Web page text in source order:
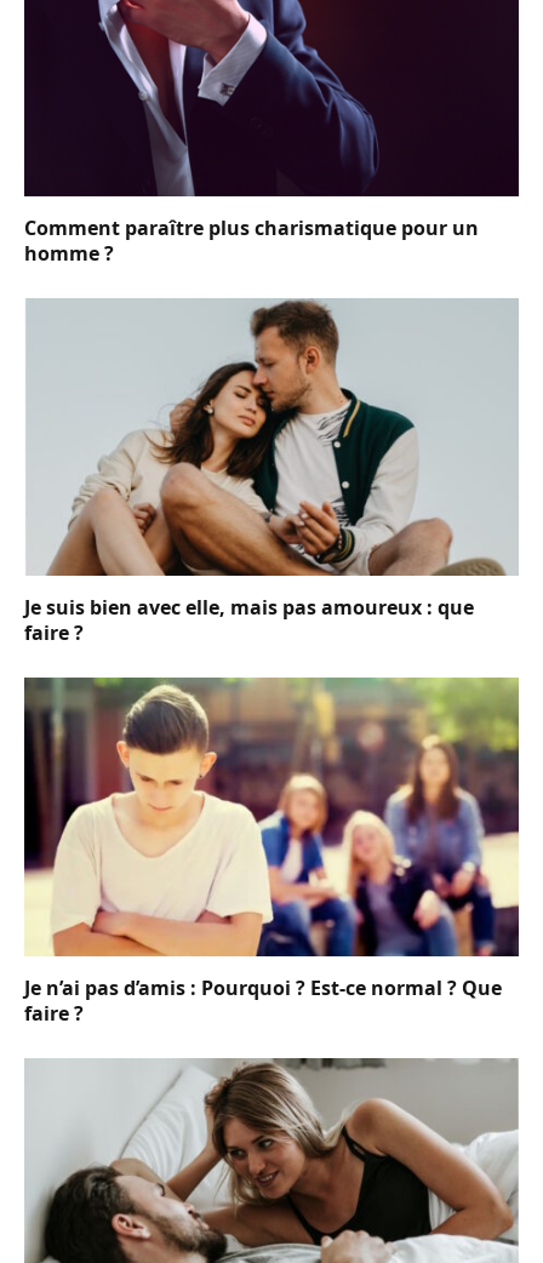
Comment paraître plus charismatique pour un
homme ?
Je suis bien avec elle, mais pas amoureux : que
faire ?
Je n’ai pas d’amis : Pourquoi ? Est-ce normal ? Que
faire ?